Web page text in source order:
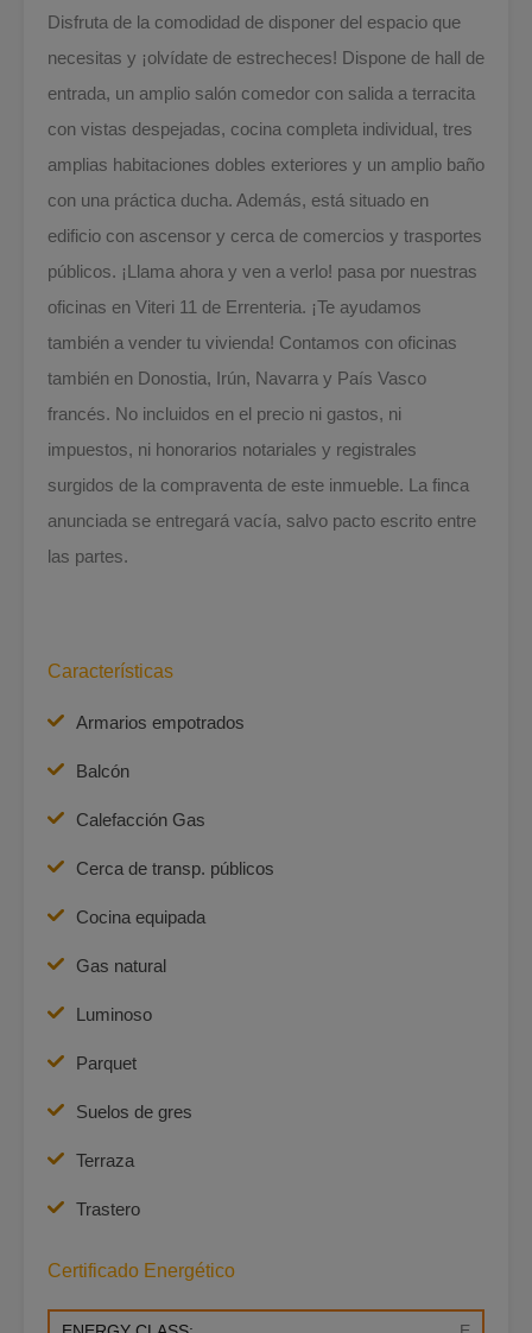
Disfruta de la comodidad de disponer del espacio que
necesitas y ¡olvídate de estrecheces! Dispone de hall de
entrada, un amplio salón comedor con salida a terracita
con vistas despejadas, cocina completa individual, tres
amplias habitaciones dobles exteriores y un amplio baño
con una práctica ducha. Además, está situado en
edificio con ascensor y cerca de comercios y trasportes
públicos. ¡Llama ahora y ven a verlo! pasa por nuestras
oficinas en Viteri 11 de Errenteria. ¡Te ayudamos
también a vender tu vivienda! Contamos con oficinas
también en Donostia, Irún, Navarra y País Vasco
francés. No incluidos en el precio ni gastos, ni
impuestos, ni honorarios notariales y registrales
surgidos de la compraventa de este inmueble. La finca
anunciada se entregará vacía, salvo pacto escrito entre
las partes.
Características
Armarios empotrados
Balcón
Calefacción Gas
Cerca de transp. públicos
Cocina equipada
Gas natural
Luminoso
Parquet
Suelos de gres
Terraza
Trastero
Certificado Energético